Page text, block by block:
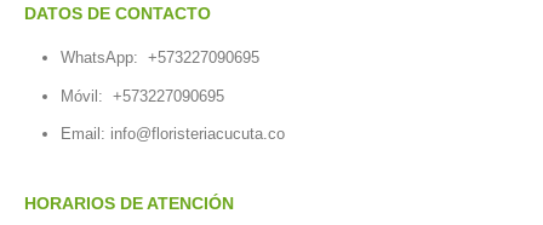
DATOS DE CONTACTO
WhatsApp: +573227090695
Móvil: +573227090695
Email: info@floristeriacucuta.co
HORARIOS DE ATENCIÓN